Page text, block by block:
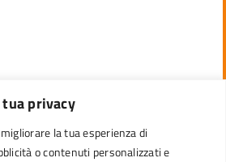
privacy
la tua esperienza di
o contenuti personalizzati e
PER CANALE
PER DISTRIBUTORI